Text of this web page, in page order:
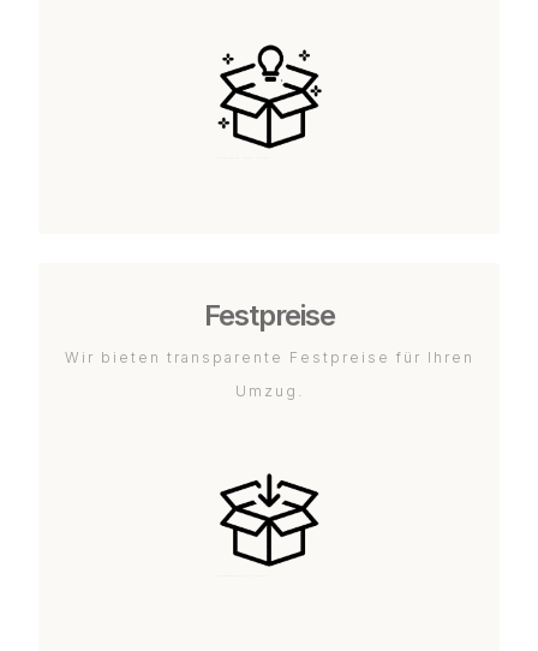
Festpreise
Wir bieten transparente Festpreise für Ihren
Umzug.